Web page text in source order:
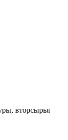
вторсырья